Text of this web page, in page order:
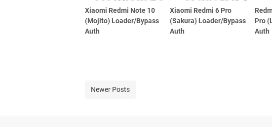
Xiaomi Redmi Note 10
(Mojito) Loader/Bypass
Auth
Xiaomi Redmi 6 Pro
(Sakura) Loader/Bypass
Auth
Pro
Auth
Newer Posts